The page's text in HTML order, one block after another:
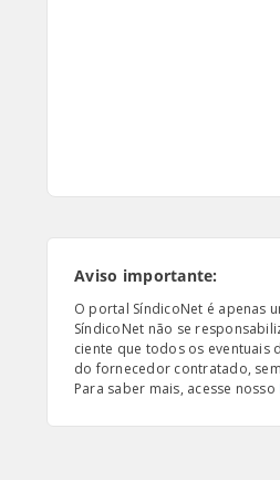
Aviso importante:
O portal SíndicoNet é apenas
SíndicoNet não se
ciente que todos os eventuais
do fornecedor contratado,
Para saber mais, acesse nosso